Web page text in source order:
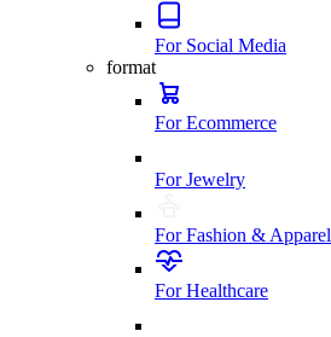
For Social Media
format
For Ecommerce
For Jewelry
For Fashion & Apparel
For Healthcare